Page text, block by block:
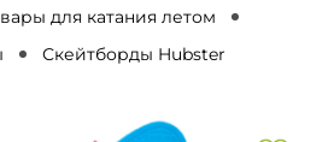
для катания летом
Скейтборды Hubster